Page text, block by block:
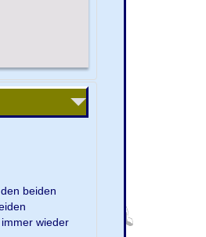
beiden
wieder